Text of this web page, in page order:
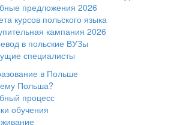
предложения 2026
курсов польского языка
кампания 2026
в польские ВУЗы
специалисты
в Польше
Польша?
процесс
обучения